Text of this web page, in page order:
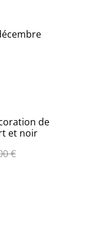
de
et noir
€